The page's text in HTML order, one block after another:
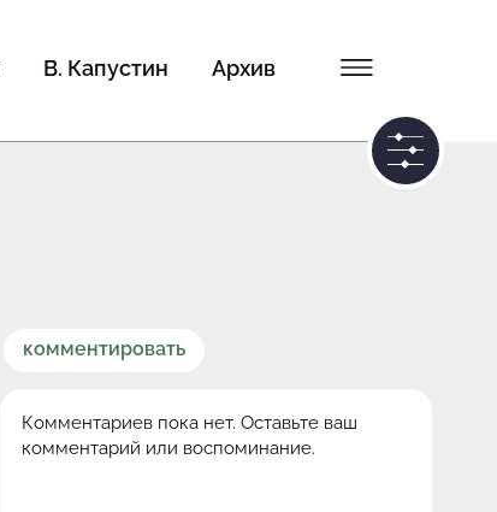
В. Капустин Архив
комментировать
Комментариев пока нет. Оставьте ваш
комментарий или воспоминание.